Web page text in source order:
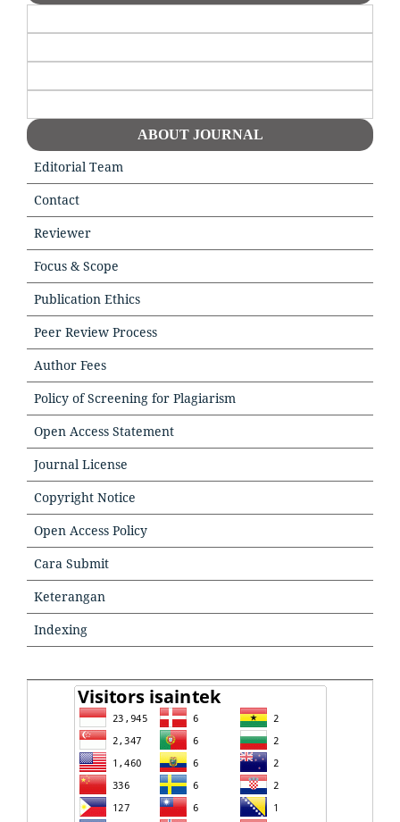
ABOUT JOURNAL
Editorial Team
Contact
Reviewer
Focus & Scope
Publication Ethics
Peer Review Process
Author Fees
Policy of Screening for Plagiarism
Open Access Statement
Journal License
Copyright Notice
Open Access Policy
Cara Submit
Keterangan
Indexing